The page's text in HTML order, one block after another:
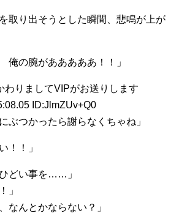
取り出そうとした瞬間、悲鳴が上が
俺の腕があああああ！！」
わりましてVIPがお送りします
ID:JlmZUv+Q0
ぶつかったら謝らなくちゃね」
！！」
どい事を……」
」
なんとかならない？」